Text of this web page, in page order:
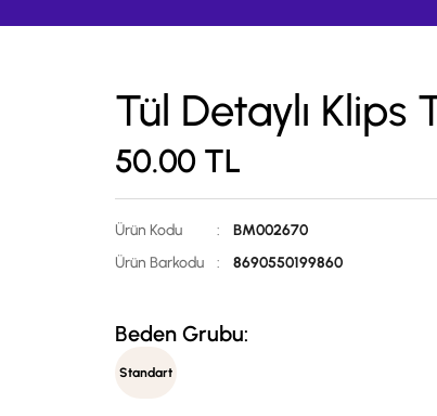
Tül Detaylı Klips
50.00 TL
Ürün Kodu :
BM002670
Ürün Barkodu
: 8690550199860
Beden Grubu:
Standart